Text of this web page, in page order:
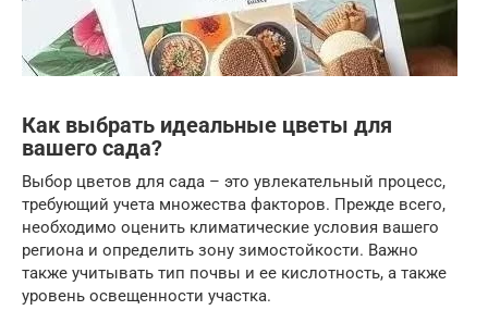
Как выбрать идеальные цветы для
вашего сада?
Выбор цветов для сада – это увлекательный процесс,
требующий учета множества факторов. Прежде всего,
необходимо оценить климатические условия вашего
региона и определить зону зимостойкости. Важно
также учитывать тип почвы и ее кислотность, а также
уровень освещенности участка.